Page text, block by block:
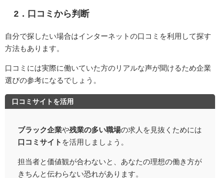
2．口コミから判断
自分で探したい場合はインターネットの口コミを利用して探す
方法もあります。
口コミには実際に働いていた方のリアルな声が聞けるため企業
選びの参考になるでしょう。
口コミサイトを活用
ブラック企業や残業の多い職場の求人を見抜くためには
口コミサイト を活用しましょう。
担当者と価値観が合わないと、あなたの理想の働き方が
きちんと伝わらない恐れがあります。